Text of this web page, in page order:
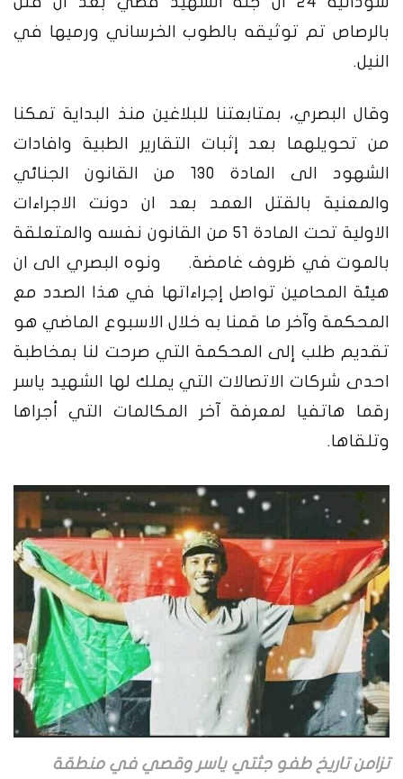
بالرصاص تم توثيقه بالطوب الخرساني ورميها في
النيل.
وقال البصري، بمتابعتنا للبلاغين منذ البداية تمكنا
من تحويلهما بعد إثبات التقارير الطبية وافادات
الشهود الى المادة 130 من القانون الجنائي
والمعنية بالقتل العمد بعد ان دونت الاجراءات
الاولية تحت المادة 51 من القانون نفسه والمتعلقة
بالموت في ظروف غامضة. ونوه البصري الى ان
هيئة المحامين تواصل إجراءاتها في هذا الصدد مع
المحكمة وآخر ما قمنا به خلال الاسبوع الماضي هو
تقديم طلب إلى المحكمة التي صرحت لنا بمخاطبة
احدى شركات الاتصالات التي يملك لها الشهيد ياسر
رقما هاتفيا لمعرفة آخر المكالمات التي أجراها
وتلقاها.
تزامن تاريخ طفو جثتي ياسر وقصي في منطقة